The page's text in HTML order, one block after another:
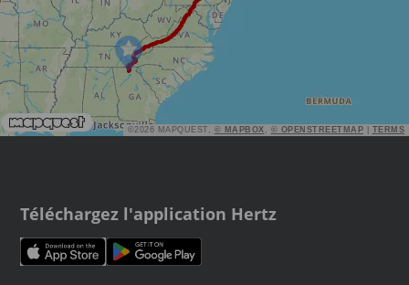
©2026 MAPQUEST, © MAPBOX , © OPENSTREETMAP TERMS
Téléchargez l'application Hertz